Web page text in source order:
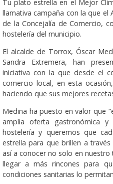
Tu plato estrella en el Mejor
llamativa campaña con la que el
de la Concejalía de Comercio,
hostelería del municipio.
El alcalde de Torrox, Óscar
Sandra Extremera, han
iniciativa con la que desde el
comercio local, en esta
haciendo que sus mejores
Medina ha puesto en valor que
amplia oferta gastronómica y
hostelería y queremos que
estrella para que brillen a
así a conocer no solo en
llegar a más rincones para
condiciones sanitarias lo